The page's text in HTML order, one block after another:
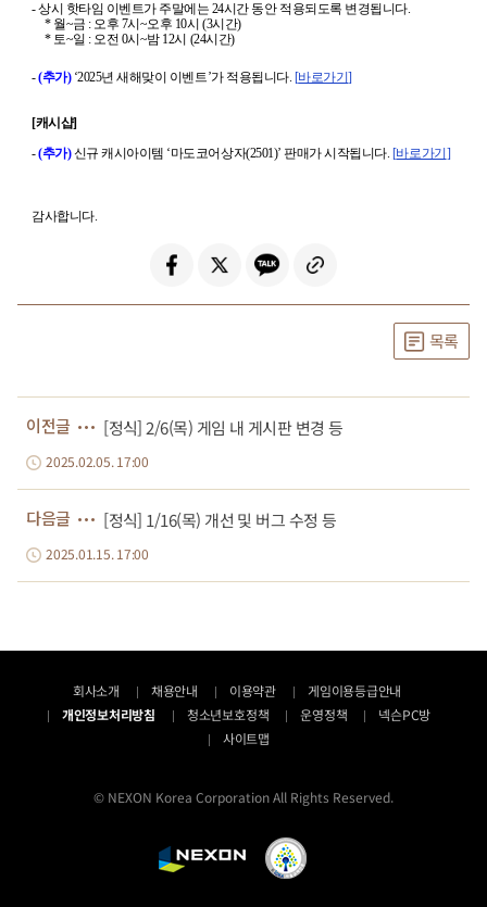
-상시 핫타임 이벤트가 주말에는 24시간 동안 적용되도록 변경됩니다.
* 월~금 : 오후 7시 ~오후 10시 (3시간)
* 토~일 : 오전 0시 ~밤12시 (24시간)
-(추가) ‘2025년 새해맞이 이벤트’가 적용됩니다. [바로가기]
[캐시샵]
-(추가) 신규 캐시아이템 ‘마도코어상자(2501)’판매가 시작됩니다. [바로가기 ]
감사합니다.
목록
이전글 [정식] 2/6(목) 게임 내 게시판 변경 등
2025.02.05. 17:00
다음글 [정식] 1/16(목) 개선 및 버그 수정 등
2025.01.15. 17:00
회사소개 채용안내 이용약관
게임이용등급안내
개인정보처리방침
청소년보호정책 운영정책
넥슨PC방
사이트맵
© NEXON Korea Corporation All Rights Reserved.